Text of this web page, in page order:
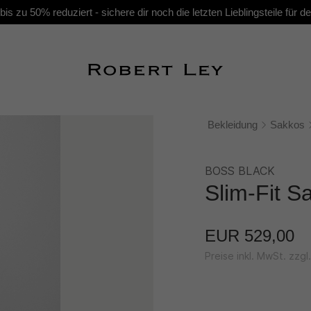
zu 50% reduziert - sichere dir noch die letzten Lieblingsteile für
Bekleidung Sakkos
BOSS BLACK
Slim-Fit
EUR 529,00
Preise inkl. MwSt.